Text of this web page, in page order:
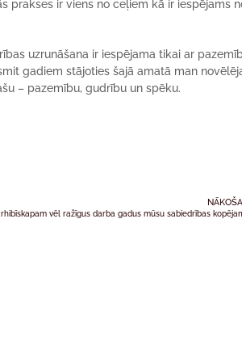
prakses ir viens no ceļiem kā ir iespējams
uzrunāšana ir iespējama tikai ar
gadiem stājoties šajā amatā man
– pazemību, gudrību un spēku.